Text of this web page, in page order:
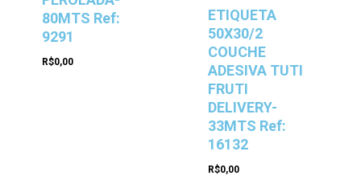
80MTS Ref:
9291
R$0,00
ETIQUETA
50X30/2
COUCHE
ADESIVA TUTI
FRUTI
DELIVERY-
33MTS Ref:
16132
R$0,00